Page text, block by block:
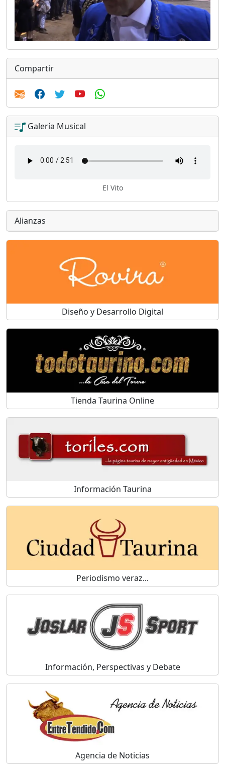
Compartir
Galería Musical
El Vito
Alianzas
Diseño y Desarrollo Digital
Tienda Taurina Online
Información Taurina
Periodismo veraz...
Información, Perspectivas y Debate
Agencia de Noticias